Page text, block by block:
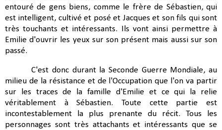
entouré de gens biens, comme le frère de Sébastien, qui
est intelligent, cultivé et posé et Jacques et son fils qui sont
très touchants et intéressants. Ils vont ainsi permettre à
Emilie d'ouvrir les yeux sur son présent mais aussi sur son
passé.
C'est donc durant la Seconde Guerre Mondiale, au
milieu de la résistance et de l'Occupation que l'on va partir
sur les traces de la famille d'Emilie et ce qui la relie
véritablement à Sébastien. Toute cette partie est
incontestablement la plus prenante du récit. Tous les
personnages sont très attachants et intéressants que se